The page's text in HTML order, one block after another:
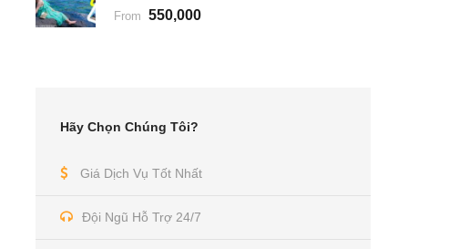
From 550,000
Hãy Chọn Chúng Tôi?
Giá Dịch Vụ Tốt Nhất
Đội Ngũ Hỗ Trợ 24/7